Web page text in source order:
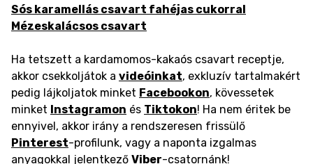
Sós karamellás csavart fahéjas cukorral
Mézeskalácsos csavart
Ha tetszett a kardamomos-kakaós csavart receptje,
akkor csekkoljátok a videóinkat, exkluzív tartalmakért
pedig lájkoljatok minket Facebookon, kövessetek
minket Instagramon és Tiktokon! Ha nem éritek be
ennyivel, akkor irány a rendszeresen frissülő
Pinterest-profilunk, vagy a naponta izgalmas
anyagokkal jelentkező Viber-csatornánk!